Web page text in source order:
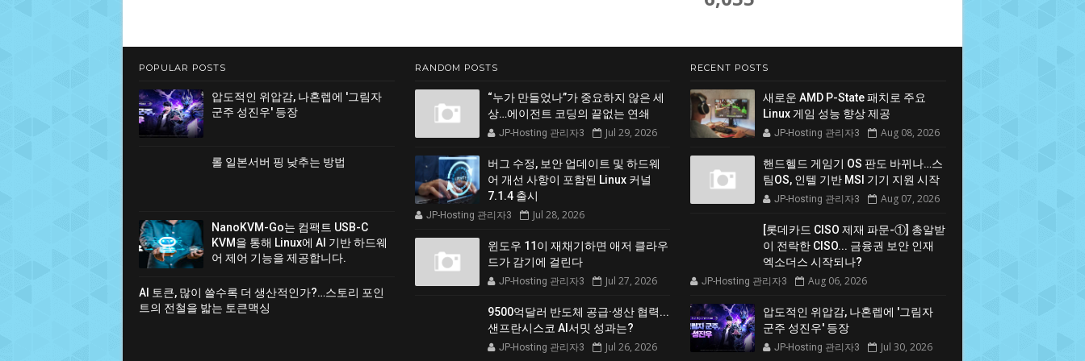
POPULAR POSTS
압도적인 위압감, 나혼렙에 '그림자
군주 성진우' 등장
롤 일본서버 핑 낮추는 방법
NanoKVM-Go는 컴팩트 USB-C
KVM을 통해 Linux에 AI 기반 하드웨
어 제어 기능을 제공합니다.
AI 토큰, 많이 쓸수록 더 생산적인가?…스토리 포인
트의 전철을 밟는 토큰맥싱
RANDOM POSTS
“누가 만들었나”가 중요하지 않은 세
상…에이전트 코딩의 끝없는 연쇄
JP-Hosting 관리자3 Jul 29, 2026
버그 수정, 보안 업데이트 및 하드웨
어 개선 사항이 포함된 Linux 커널
7.1.4 출시
JP-Hosting 관리자3 Jul 28, 2026
윈도우 11이 재채기하면 애저 클라우
드가 감기에 걸린다
JP-Hosting 관리자3 Jul 27, 2026
9500억달러 반도체 공급·생산 협력...
샌프란시스코 AI서밋 성과는?
JP-Hosting 관리자3 Jul 26, 2026
RECENT POSTS
새로운 AMD P-State 패치로 주요
Linux 게임 성능 향상 제공
JP-Hosting 관리자3 Aug 08, 2026
핸드헬드 게임기 OS 판도 바뀌나…스
팀OS, 인텔 기반 MSI 기기 지원 시작
JP-Hosting 관리자3 Aug 07, 2026
[롯데카드 CISO 제재 파문-①] 총알받
이 전락한 CISO... 금융권 보안 인재
엑소더스 시작되나?
JP-Hosting 관리자3 Aug 06, 2026
압도적인 위압감, 나혼렙에 '그림자
군주 성진우' 등장
JP-Hosting 관리자3 Jul 30, 2026